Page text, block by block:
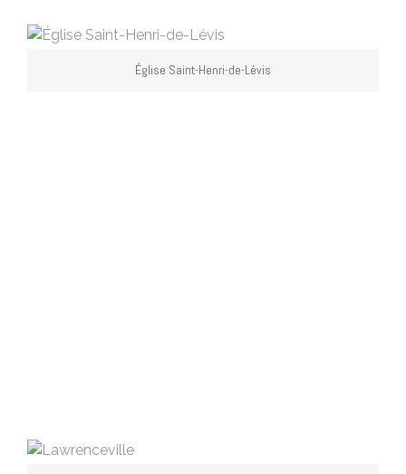
Église Saint-Henri-de-Lévis